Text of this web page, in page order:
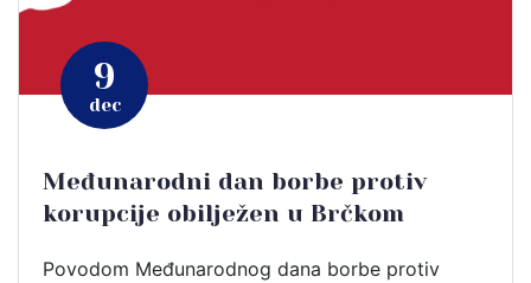
9
dec
Međunarodni dan borbe protiv
korupcije obilježen u Brčkom
Povodom Međunarodnog dana borbe protiv